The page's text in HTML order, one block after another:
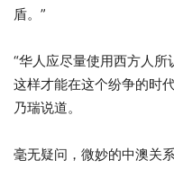
盾。”
“华人应尽量使用西方人所
这样才能在这个纷争的时
乃瑞说道。
毫无疑问，微妙的中澳关